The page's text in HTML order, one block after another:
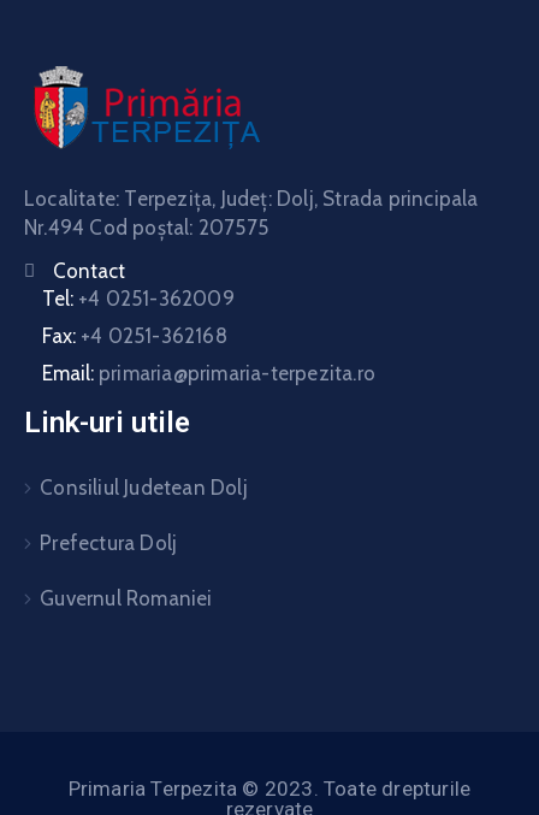
Localitate: Terpeziţa, Judeţ: Dolj, Strada principala
Nr.494 Cod poştal: 207575
Contact
Tel: +4 0251-362009
Fax: +4 0251-362168
Email: primaria@primaria-terpezita.ro
Link-uri utile
Consiliul Judetean Dolj
Prefectura Dolj
Guvernul Romaniei
Primaria Terpezita © 2023. Toate drepturile
rezervate